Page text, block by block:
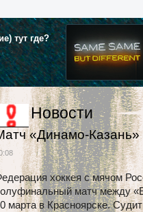
тут где?
Новости
«Динамо-Казань»
хоккея с мячом
матч между
марта в Красноярске.